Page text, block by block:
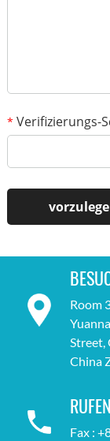
* Verifizierungs-
Room
Street,
China
Fax :